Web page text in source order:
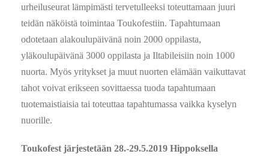
urheiluseurat lämpimästi tervetulleeksi toteuttamaan juuri
teidän näköistä toimintaa Toukofestiin. Tapahtumaan
odotetaan alakoulupäivänä noin 2000 oppilasta,
yläkoulupäivänä 3000 oppilasta ja Iltabileisiin noin 1000
nuorta. Myös yritykset ja muut nuorten elämään vaikuttavat
tahot voivat erikseen sovittaessa tuoda tapahtumaan
tuotemaistiaisia tai toteuttaa tapahtumassa vaikka kyselyn
nuorille.
Toukofest järjestetään 28.-29.5.2019 Hippoksella